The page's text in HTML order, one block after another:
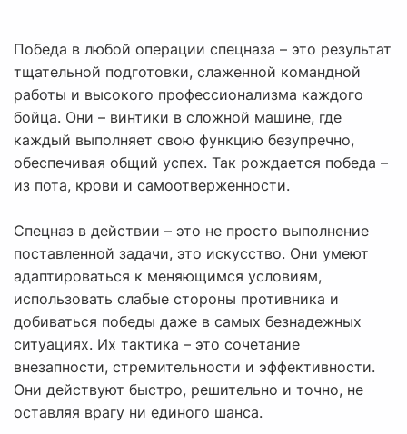
Победа в любой операции спецназа – это результат
тщательной подготовки, слаженной командной
работы и высокого профессионализма каждого
бойца. Они – винтики в сложной машине, где
каждый выполняет свою функцию безупречно,
обеспечивая общий успех. Так рождается победа –
из пота, крови и самоотверженности.
Спецназ в действии – это не просто выполнение
поставленной задачи, это искусство. Они умеют
адаптироваться к меняющимся условиям,
использовать слабые стороны противника и
добиваться победы даже в самых безнадежных
ситуациях. Их тактика – это сочетание
внезапности, стремительности и эффективности.
Они действуют быстро, решительно и точно, не
оставляя врагу ни единого шанса.